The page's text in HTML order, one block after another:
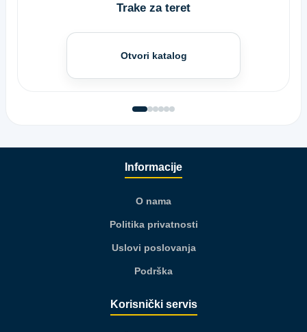
Trake za teret
Otvori katalog
Informacije
O nama
Politika privatnosti
Uslovi poslovanja
Podrška
Korisnički servis